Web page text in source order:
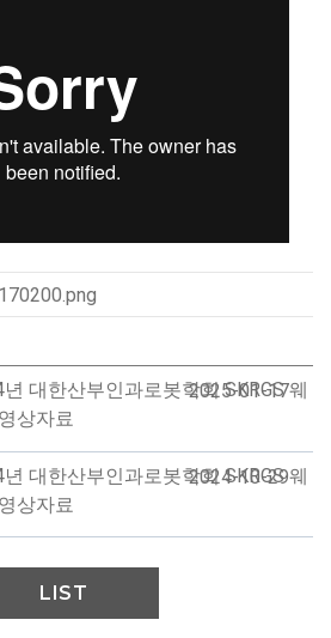
대한산부인과로봇학회 SKRGS 웨
상자료
2025-01-17
대한산부인과로봇학회 SKRGS 웨
상자료
2024-10-29
LIST